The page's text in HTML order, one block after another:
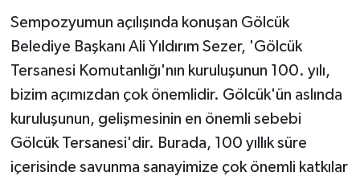
Sempozyumun açılışında konuşan Gölcük
Belediye Başkanı Ali Yıldırım Sezer, 'Gölcük
Tersanesi Komutanlığı'nın kuruluşunun 100. yılı,
bizim açımızdan çok önemlidir. Gölcük'ün aslında
kuruluşunun, gelişmesinin en önemli sebebi
Gölcük Tersanesi'dir. Burada, 100 yıllık süre
içerisinde savunma sanayimize çok önemli katkılar